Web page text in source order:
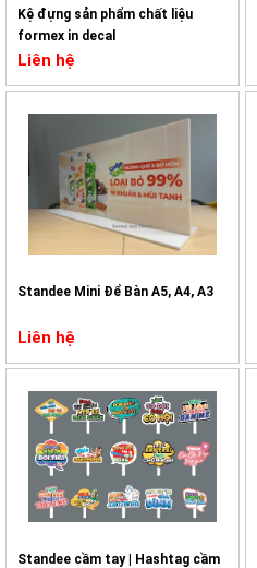
Kệ đựng sản phẩm chất liệu
formex in decal
Liên hệ
Standee Mini Để Bàn A5, A4, A3
Liên hệ
Standee cầm tay | Hashtag cầm